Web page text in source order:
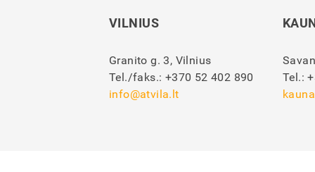
VILNIUS
Granito g. 3, Vilnius
Tel./faks.: +370 52 402 890
info@atvila.lt
Tel.: